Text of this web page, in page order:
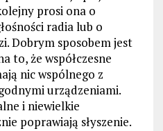
prosi ona o
radia lub o
Dobrym sposobem jest
to, że współczesne
nic wspólnego z
urządzeniami.
i niewielkie
poprawiają słyszenie.